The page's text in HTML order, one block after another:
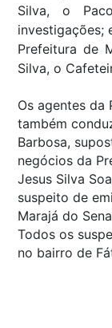
Silva, o
investigações;
Prefeitura de
Silva, o
Os agentes da
também
Barbosa,
negócios da
Jesus Silva
suspeito de
Marajá do
Todos os
no bairro de